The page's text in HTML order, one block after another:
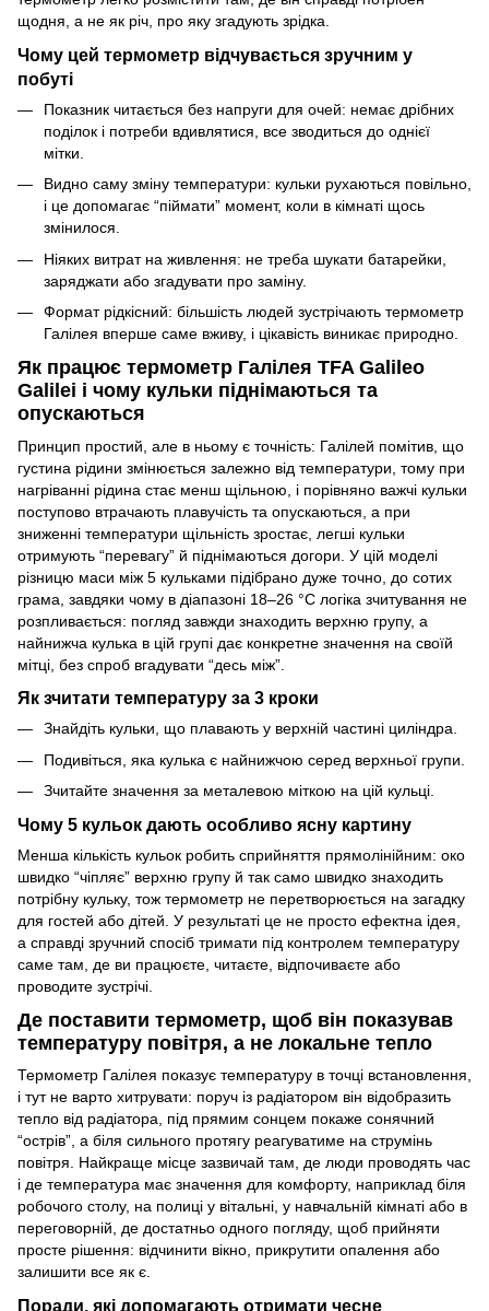
щодня, а не як річ, про яку згадують зрідка.
Чому цей термометр відчувається зручним у
побуті
Показник читається без напруги для очей: немає дрібних
поділок і потреби вдивлятися, все зводиться до однієї
мітки.
Видно саму зміну температури: кульки рухаються повільно,
і це допомагає “піймати” момент, коли в кімнаті щось
змінилося.
Ніяких витрат на живлення: не треба шукати батарейки,
заряджати або згадувати про заміну.
Формат рідкісний: більшість людей зустрічають термометр
Галілея вперше саме вживу, і цікавість виникає природно.
Як працює термометр Галілея TFA Galileo
Galilei і чому кульки піднімаються та
опускаються
Принцип простий, але в ньому є точність: Галілей помітив, що
густина рідини змінюється залежно від температури, тому при
нагріванні рідина стає менш щільною, і порівняно важчі кульки
поступово втрачають плавучість та опускаються, а при
зниженні температури щільність зростає, легші кульки
отримують “перевагу” й піднімаються догори. У цій моделі
різницю маси між 5 кульками підібрано дуже точно, до сотих
грама, завдяки чому в діапазоні 18–26 °C логіка зчитування не
розпливається: погляд завжди знаходить верхню групу, а
найнижча кулька в цій групі дає конкретне значення на своїй
мітці, без спроб вгадувати “десь між”.
Як зчитати температуру за 3 кроки
Знайдіть кульки, що плавають у верхній частині циліндра.
Подивіться, яка кулька є найнижчою серед верхньої групи.
Зчитайте значення за металевою міткою на цій кульці.
Чому 5 кульок дають особливо ясну картину
Менша кількість кульок робить сприйняття прямолінійним: око
швидко “чіпляє” верхню групу й так само швидко знаходить
потрібну кульку, тож термометр не перетворюється на загадку
для гостей або дітей. У результаті це не просто ефектна ідея,
а справді зручний спосіб тримати під контролем температуру
саме там, де ви працюєте, читаєте, відпочиваєте або
проводите зустрічі.
Де поставити термометр, щоб він показував
температуру повітря, а не локальне тепло
Термометр Галілея показує температуру в точці встановлення,
і тут не варто хитрувати: поруч із радіатором він відобразить
тепло від радіатора, під прямим сонцем покаже сонячний
“острів”, а біля сильного протягу реагуватиме на струмінь
повітря. Найкраще місце зазвичай там, де люди проводять час
і де температура має значення для комфорту, наприклад біля
робочого столу, на полиці у вітальні, у навчальній кімнаті або в
переговорній, де достатньо одного погляду, щоб прийняти
просте рішення: відчинити вікно, прикрутити опалення або
залишити все як є.
Поради, які допомагають отримати чесне